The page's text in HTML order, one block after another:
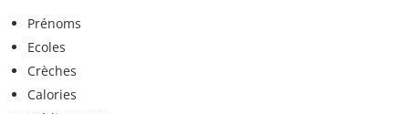
Prénoms
Ecoles
Crèches
Calories